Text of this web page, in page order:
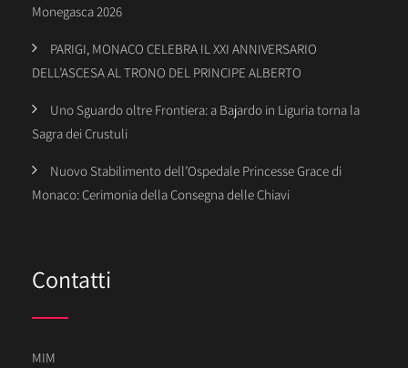
Monegasca 2026
PARIGI, MONACO CELEBRA IL XXI ANNIVERSARIO
DELL’ASCESA AL TRONO DEL PRINCIPE ALBERTO
Uno Sguardo oltre Frontiera: a Bajardo in Liguria torna la
Sagra dei Crustuli
Nuovo Stabilimento dell’Ospedale Princesse Grace di
Monaco: Cerimonia della Consegna delle Chiavi
Contatti
MIM